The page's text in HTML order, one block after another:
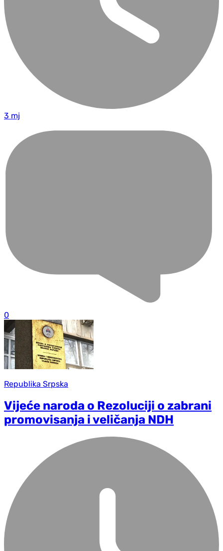
3 mj
0
Republika Srpska
Vijeće naroda o Rezoluciji o zabrani
promovisanja i veličanja NDH